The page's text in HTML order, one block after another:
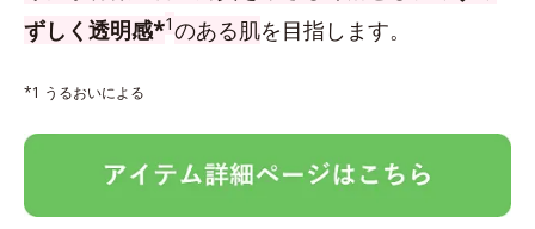
ずしく透明感*1のある肌を目指します。
*1 うるおいによる